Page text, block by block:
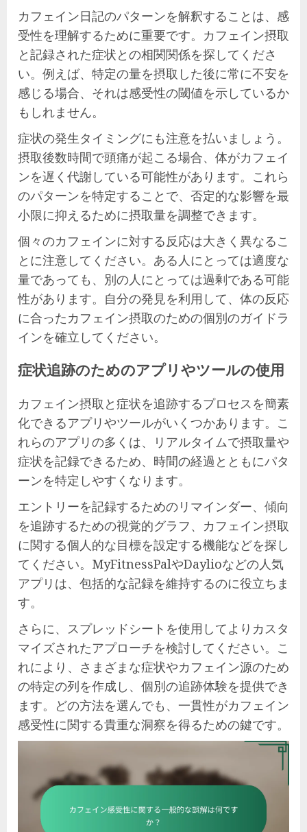
カフェイン日記のパターンを解釈することは、感
受性を理解するために重要です。カフェイン摂取
と記録された症状との相関関係を探してくださ
い。例えば、特定の量を摂取した後に常に不安を
感じる場合、それは感受性の閾値を示しているか
もしれません。
症状の発生タイミングにも注意を払いましょう。
摂取後数時間で頭痛が起こる場合、体がカフェイ
ンを遅く代謝している可能性があります。これら
のパターンを特定することで、否定的な影響を最
小限に抑えるために摂取量を調整できます。
個々のカフェインに対する反応は大きく異なるこ
とに注意してください。ある人にとっては適度な
量であっても、別の人にとっては過剰である可能
性があります。自分の発見を利用して、体の反応
に合ったカフェイン摂取のための個別のガイドラ
インを確立してください。
症状追跡のためのアプリやツールの使用
カフェイン摂取と症状を追跡するプロセスを簡素
化できるアプリやツールがいくつかあります。こ
れらのアプリの多くは、リアルタイムで摂取量や
症状を記録できるため、時間の経過とともにパタ
ーンを特定しやすくなります。
エントリーを記録するためのリマインダー、傾向
を追跡するための視覚的グラフ、カフェイン摂取
に関する個人的な目標を設定する機能などを探し
てください。MyFitnessPalやDaylioなどの人気
アプリは、包括的な記録を維持するのに役立ちま
す。
さらに、スプレッドシートを使用してよりカスタ
マイズされたアプローチを検討してください。こ
れにより、さまざまな症状やカフェイン源のため
の特定の列を作成し、個別の追跡体験を提供でき
ます。どの方法を選んでも、一貫性がカフェイン
感受性に関する貴重な洞察を得るための鍵です。